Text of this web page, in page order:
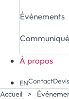
Événements
À propos
ENContactDevis
Accueil >